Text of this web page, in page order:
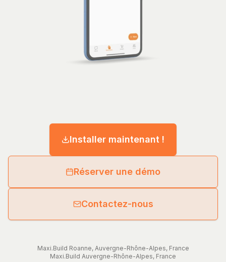
Installer maintenant !
Réserver une démo
Contactez-nous
Maxi.Build Roanne, Auvergne-Rhône-Alpes, France
Maxi.Build Auvergne-Rhône-Alpes, France